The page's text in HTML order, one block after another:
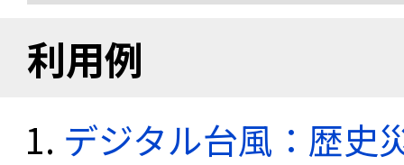
利用例
デジタル台風：歴史